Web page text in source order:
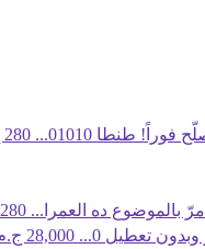
طنطا 01010...
280 ج.م
بالموضوع ده العمرا... 280 ج.م
تعطيل 0...
28,000 ج.م